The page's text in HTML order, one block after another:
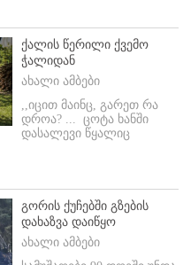
ქალის წერილი ქვემო
ჭალიდან
ახალი ამბები
,,იცით მაინც, გარეთ რა
დროა? ... ცოტა ხანში
დასალევი წყალიც
გორის ქუჩებში გზების
დახაზვა დაიწყო
ახალი ამბები